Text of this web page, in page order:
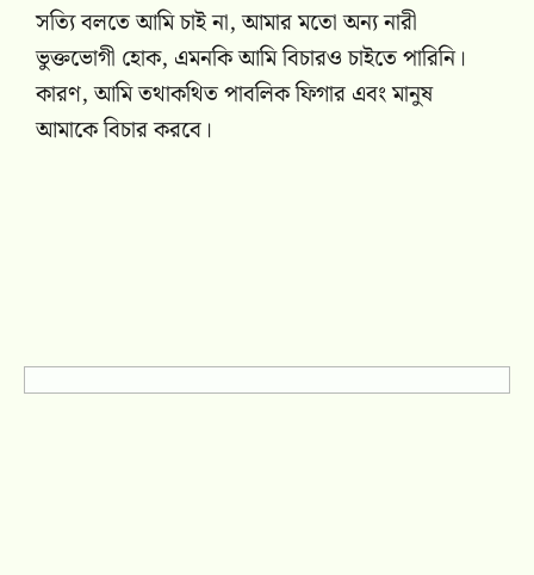
সত্যি বলতে আমি চাই না, আমার মতো অন্য নারী
ভুক্তভোগী হোক, এমনকি আমি বিচারও চাইতে পারিনি।
কারণ, আমি তথাকথিত পাবলিক ফিগার এবং মানুষ
আমাকে বিচার করবে।